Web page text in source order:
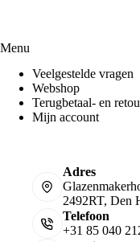
Menu
Veelgestelde vragen
Webshop
Terugbetaal- en
Mijn account
Adres
2492RT, Den
Telefoon
+31 85 040